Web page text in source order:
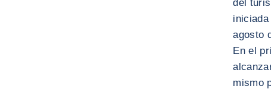
del
agosto
En el
mismo